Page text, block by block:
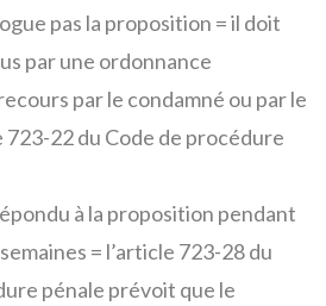
pas la proposition = il doit
par une ordonnance
par le condamné ou par le
22 du Code de procédure
à la proposition pendant
= l’article 723-28 du
pénale prévoit que le